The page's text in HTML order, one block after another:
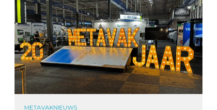
METAVAKNIEUWS